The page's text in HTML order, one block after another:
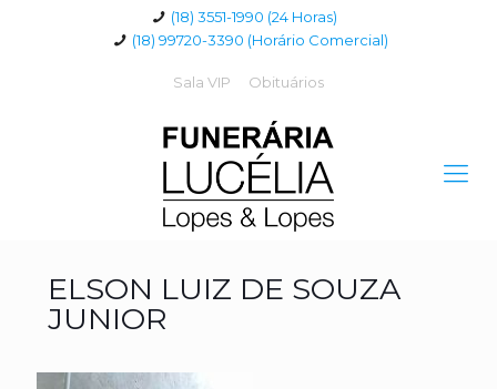
(18) 3551-1990 (24 Horas)
(18) 99720-3390 (Horário Comercial)
Sala VIP Obituários
ELSON LUIZ DE SOUZA
JUNIOR